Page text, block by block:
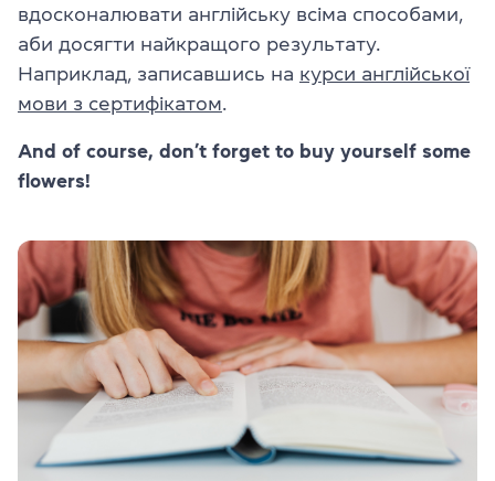
вдосконалювати англійську всіма способами,
аби досягти найкращого результату.
Наприклад, записавшись на курси англійської
мови з сертифікатом.
And of course, don’t forget to buy yourself some
flowers!